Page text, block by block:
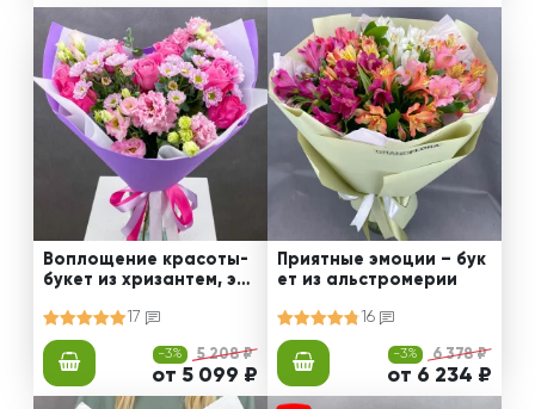
Воплощение красоты-
букет из хризантем, эус
17
-3% 5 208 ₽
от 5 099 ₽
Приятные эмоции – бук
ет из альстромерии
16
-3% 6 378 ₽
от 6 234 ₽